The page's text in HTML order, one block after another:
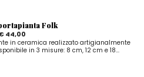
Folk
44,00
in ceramica realizzato artigianalmente
in 3 misure: 8 cm, 12 cm e 18...